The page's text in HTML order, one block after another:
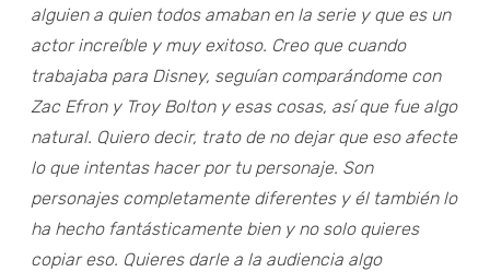
alguien a quien todos amaban en la serie y que es un
actor increíble y muy exitoso. Creo que cuando
trabajaba para Disney, seguían comparándome con
Zac Efron y Troy Bolton y esas cosas, así que fue algo
natural. Quiero decir, trato de no dejar que eso afecte
lo que intentas hacer por tu personaje. Son
personajes completamente diferentes y él también lo
ha hecho fantásticamente bien y no solo quieres
copiar eso. Quieres darle a la audiencia algo